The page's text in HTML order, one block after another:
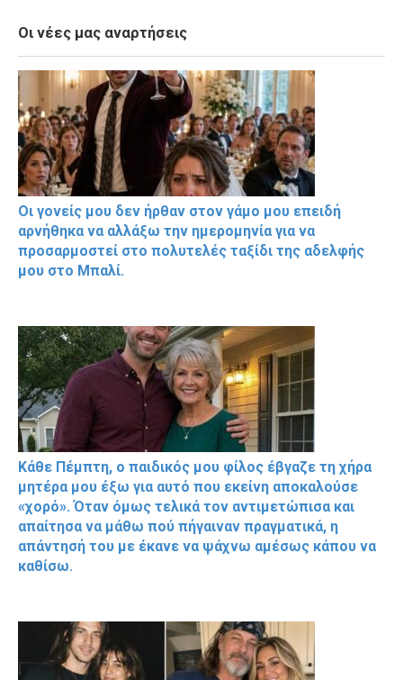
Οι νέες μας αναρτήσεις
Οι γονείς μου δεν ήρθαν στον γάμο μου επειδή
αρνήθηκα να αλλάξω την ημερομηνία για να
προσαρμοστεί στο πολυτελές ταξίδι της αδελφής
μου στο Μπαλί.
Κάθε Πέμπτη, ο παιδικός μου φίλος έβγαζε τη χήρα
μητέρα μου έξω για αυτό που εκείνη αποκαλούσε
«χορό». Όταν όμως τελικά τον αντιμετώπισα και
απαίτησα να μάθω πού πήγαιναν πραγματικά, η
απάντησή του με έκανε να ψάχνω αμέσως κάπου να
καθίσω.